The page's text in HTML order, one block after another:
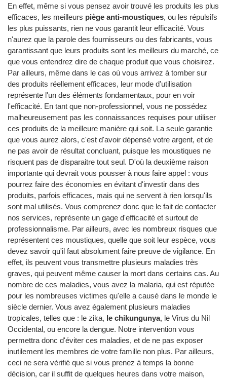
En effet, même si vous pensez avoir trouvé les produits les plus
efficaces, les meilleurs piège anti-moustiques, ou les répulsifs
les plus puissants, rien ne vous garantit leur efficacité. Vous
n'aurez que la parole des fournisseurs ou des fabricants, vous
garantissant que leurs produits sont les meilleurs du marché, ce
que vous entendrez dire de chaque produit que vous choisirez.
Par ailleurs, même dans le cas où vous arrivez à tomber sur
des produits réellement efficaces, leur mode d'utilisation
représente l'un des éléments fondamentaux, pour en voir
l'efficacité. En tant que non-professionnel, vous ne possédez
malheureusement pas les connaissances requises pour utiliser
ces produits de la meilleure manière qui soit. La seule garantie
que vous aurez alors, c'est d'avoir dépensé votre argent, et de
ne pas avoir de résultat concluant, puisque les moustiques ne
risquent pas de disparaitre tout seul. D'où la deuxième raison
importante qui devrait vous pousser à nous faire appel : vous
pourrez faire des économies en évitant d'investir dans des
produits, parfois efficaces, mais qui ne servent à rien lorsqu'ils
sont mal utilisés. Vous comprenez donc que le fait de contacter
nos services, représente un gage d'efficacité et surtout de
professionnalisme. Par ailleurs, avec les nombreux risques que
représentent ces moustiques, quelle que soit leur espèce, vous
devez savoir qu'il faut absolument faire preuve de vigilance. En
effet, ils peuvent vous transmettre plusieurs maladies très
graves, qui peuvent même causer la mort dans certains cas. Au
nombre de ces maladies, vous avez la malaria, qui est réputée
pour les nombreuses victimes qu'elle a causé dans le monde le
siècle dernier. Vous avez également plusieurs maladies
tropicales, telles que : le zika, le chikungunya, le Virus du Nil
Occidental, ou encore la dengue. Notre intervention vous
permettra donc d'éviter ces maladies, et de ne pas exposer
inutilement les membres de votre famille non plus. Par ailleurs,
ceci ne sera vérifié que si vous prenez à temps la bonne
décision, car il suffit de quelques heures dans votre maison,